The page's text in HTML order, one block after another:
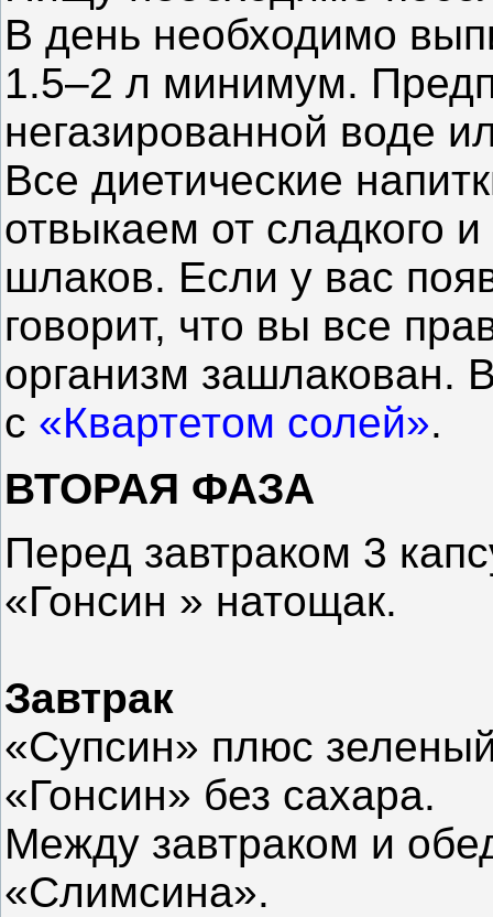
В день необходимо
1.5–2 л минимум.
негазированной воде
Все диетические
отвыкаем от сладкого
шлаков. Если у вас
говорит, что вы все
организм зашлакован.
с «Квартетом солей».
ВТОРАЯ ФАЗА
Перед завтраком 3
«Гонсин » натощак.
Завтрак
«Супсин» плюс
«Гонсин» без сахара.
Между завтраком и
«Слимсина».